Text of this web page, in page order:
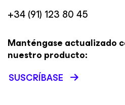
+34 (91) 123 80 45
Manténgase actualizado
nuestro producto:
SUSCRÍBASE